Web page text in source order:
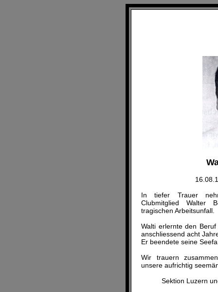
In tiefer Trauer
Clubmitglied Walter
tragischen Arbeitsunfall.
Walti erlernte den
anschliessend acht
Er beendete seine
Wir trauern
unsere aufrichtig
Sektion Luzern